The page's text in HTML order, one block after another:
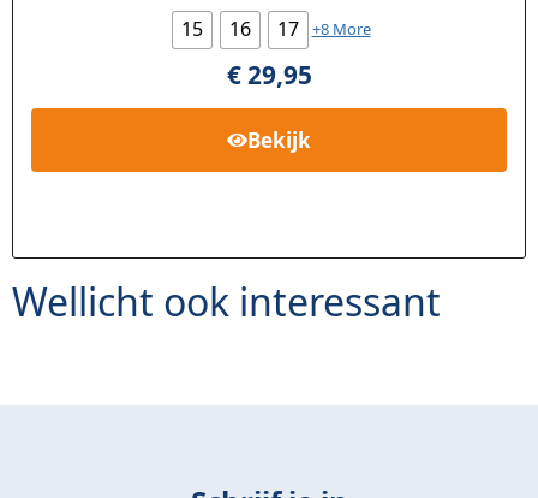
15 16 17 +8 More
€29,95
Bekijk
Wellicht ook interessant